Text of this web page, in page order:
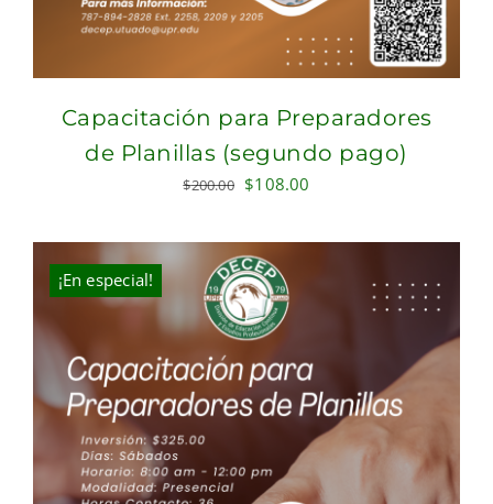
Capacitación para Preparadores
de Planillas (segundo pago)
$200.00 Original
was:
$200.00.
$108.00
is:
¡En especial!